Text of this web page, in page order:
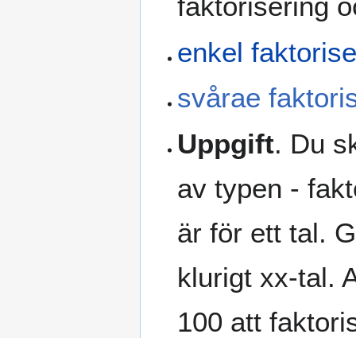
faktorisering
enkel
svårae
Uppgift. Du
av typen -
är för ett tal.
klurigt xx-tal.
100 att